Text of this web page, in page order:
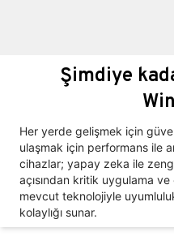
Şimdiye
Her yerde gelişmek için
ulaşmak için performans ile
cihazlar; yapay zeka ile
açısından kritik uygulama
mevcut teknolojiyle
kolaylığı sunar.